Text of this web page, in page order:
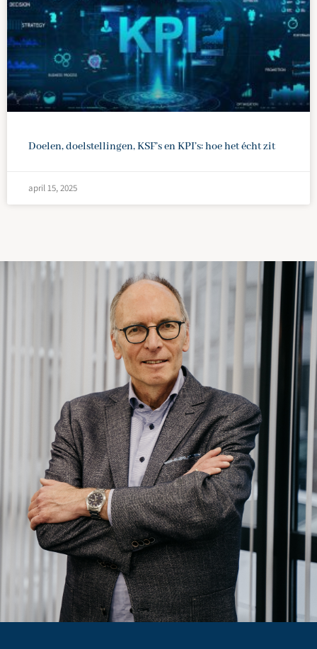
Doelen, doelstellingen, KSF’s en KPI’s: hoe het écht zit
april 15, 2025